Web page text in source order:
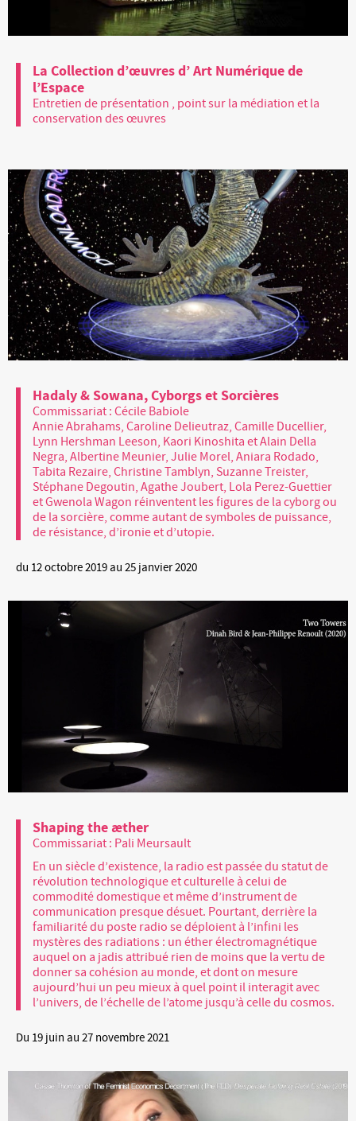
La Collection d’œuvres d’ Art Numérique de
l’Espace
Entretien de présentation , point sur la médiation et la
conservation des œuvres
Hadaly & Sowana, Cyborgs et Sorcières
Commissariat : Cécile Babiole
Annie Abrahams, Caroline Delieutraz, Camille Ducellier,
Lynn Hershman Leeson, Kaori Kinoshita et Alain Della
Negra, Albertine Meunier, Julie Morel, Aniara Rodado,
Tabita Rezaire, Christine Tamblyn, Suzanne Treister,
Stéphane Degoutin, Agathe Joubert, Lola Perez-Guettier
et Gwenola Wagon réinventent les figures de la cyborg ou
de la sorcière, comme autant de symboles de puissance,
de résistance, d’ironie et d’utopie.
du 12 octobre 2019 au 25 janvier 2020
Shaping the æther
Commissariat : Pali Meursault
En un siècle d’existence, la radio est passée du statut de
révolution technologique et culturelle à celui de
commodité domestique et même d’instrument de
communication presque désuet. Pourtant, derrière la
familiarité du poste radio se déploient à l’infini les
mystères des radiations : un éther électromagnétique
auquel on a jadis attribué rien de moins que la vertu de
donner sa cohésion au monde, et dont on mesure
aujourd’hui un peu mieux à quel point il interagit avec
l’univers, de l’échelle de l’atome jusqu’à celle du cosmos.
Du 19 juin au 27 novembre 2021